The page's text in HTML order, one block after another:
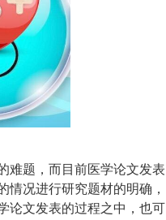
难题，而目前医学论文发表
情况进行研究题材的明确，
论文发表的过程之中，也可